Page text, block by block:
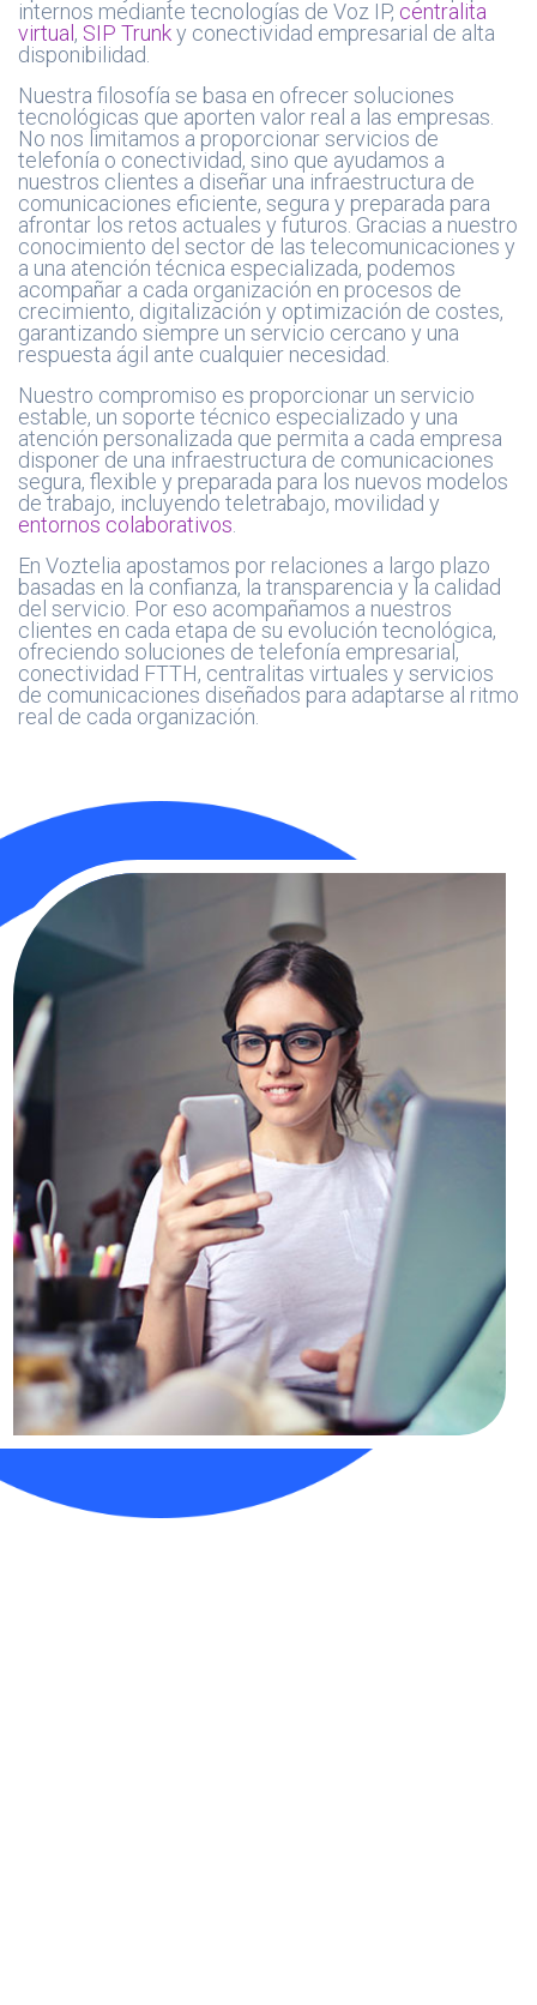
internos mediante tecnologías de Voz IP, centralita
virtual , SIP Trunky conectividad empresarial de alta
disponibilidad.
Nuestra filosofía se basa en ofrecer soluciones
tecnológicas que aporten valor real a las empresas.
No nos limitamos a proporcionar servicios de
telefonía o conectividad, sino que ayudamos a
nuestros clientes a diseñar una infraestructura de
comunicaciones eficiente, segura y preparada para
afrontar los retos actuales y futuros. Gracias a nuestro
conocimiento del sector de las telecomunicaciones y
a una atención técnica especializada, podemos
acompañar a cada organización en procesos de
crecimiento, digitalización y optimización de costes,
garantizando siempre un servicio cercano y una
respuesta ágil ante cualquier necesidad.
Nuestro compromiso es proporcionar un servicio
estable, un soporte técnico especializado y una
atención personalizada que permita a cada empresa
disponer de una infraestructura de comunicaciones
segura, flexible y preparada para los nuevos modelos
de trabajo, incluyendo teletrabajo, movilidad y
entornos colaborativos.
En Voztelia apostamos por relaciones a largo plazo
basadas en la confianza, la transparencia y la calidad
del servicio. Por eso acompañamos a nuestros
clientes en cada etapa de su evolución tecnológica,
ofreciendo soluciones de telefonía empresarial,
conectividad FTTH, centralitas virtuales y servicios
de comunicaciones diseñados para adaptarse al ritmo
real de cada organización.